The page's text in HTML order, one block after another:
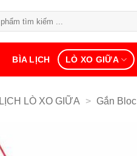
BÌA LỊCH LÒ XO GIỮA
LỊCH LÒ XO GIỮA > Gắn Bloc